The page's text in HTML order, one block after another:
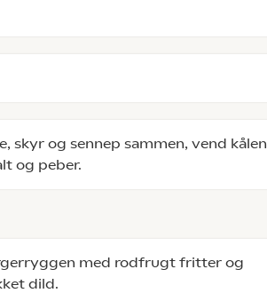
skyr og sennep sammen, vend kålen
og peber.
med rodfrugt fritter og
dild.